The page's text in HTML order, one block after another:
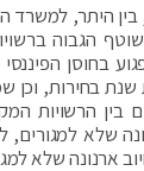
היתר, למשרד
הגבוה
בחוסן
בחירות, וכן
בין הרשויות
שלא למגורים,
ארנונה שלא